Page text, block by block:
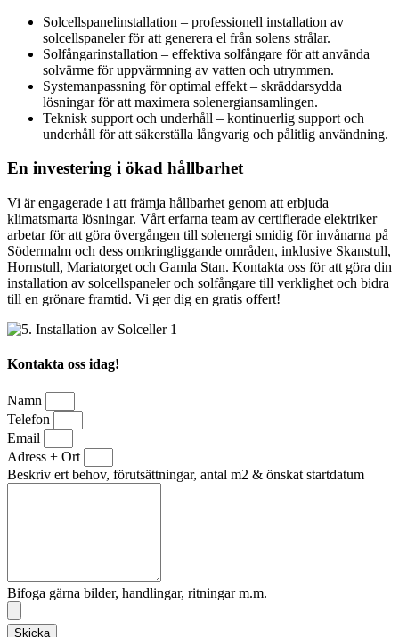
Solcellspanelinstallation – professionell installation av
solcellspaneler för att generera el från solens strålar.
Solfångarinstallation – effektiva solfångare för att använda
solvärme för uppvärmning av vatten och utrymmen.
Systemanpassning för optimal effekt – skräddarsydda
lösningar för att maximera solenergiansamlingen.
Teknisk support och underhåll – kontinuerlig support och
underhåll för att säkerställa långvarig och pålitlig användning.
En investering i ökad hållbarhet
Vi är engagerade i att främja hållbarhet genom att erbjuda
klimatsmarta lösningar. Vårt erfarna team av certifierade elektriker
arbetar för att göra övergången till solenergi smidig för invånarna på
Södermalm och dess omkringliggande områden, inklusive Skanstull,
Hornstull, Mariatorget och Gamla Stan. Kontakta oss för att göra din
installation av solcellspaneler och solfångare till verklighet och bidra
till en grönare framtid. Vi ger dig en gratis offert!
Kontakta oss idag!
Namn
Telefon
Email
Adress + Ort
Beskriv ert behov, förutsättningar, antal m2 & önskat startdatum
Bifoga gärna bilder, handlingar, ritningar m.m.
Skicka